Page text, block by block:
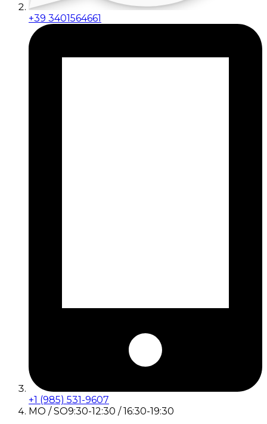
+39 3401564661
+1 (985) 531-9607
MO / SO9:30-12:30 / 16:30-19:30